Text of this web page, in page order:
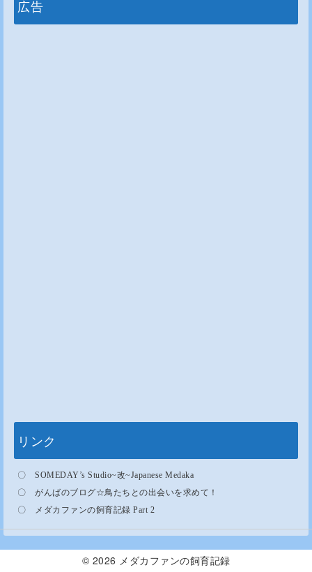
広告
リンク
〇 SOMEDAY’s Studio~改~Japanese Medaka
〇 がんばのブログ☆鳥たちとの出会いを求めて！
〇
メダカファンの飼育記録 Part 2
© 2026 メダカファンの飼育記録